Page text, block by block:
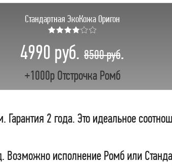
Стандартная ЭкоКожа Оригон
★★★★☆☆
4990 руб. 8500 руб.
+1000р Отстрочка Ромб
2 года. Это идеальное
Возможно исполнение Ромб или